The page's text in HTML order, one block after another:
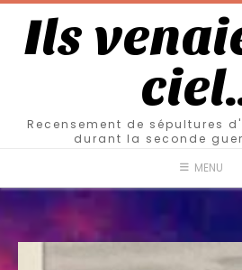
Ils
Recensement de sépultures
durant la seconde
MENU